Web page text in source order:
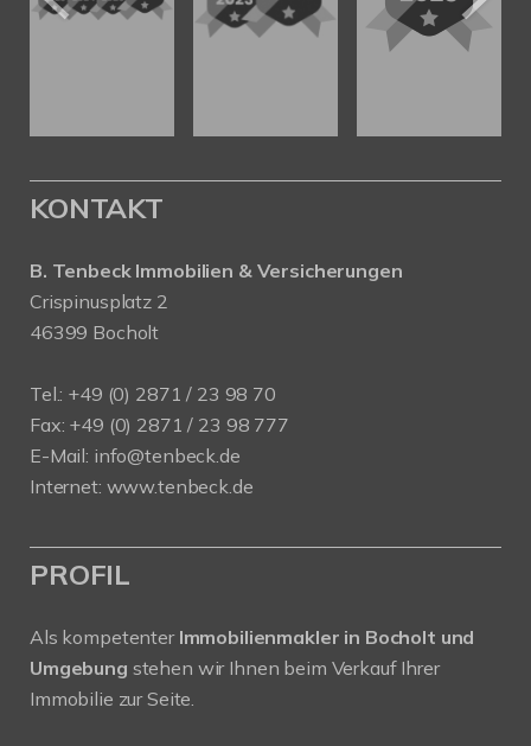
KONTAKT
B. Tenbeck Immobilien & Versicherungen
Crispinusplatz 2
46399 Bocholt
Tel.: +49 (0) 2871 / 23 98 70
Fax: +49 (0) 2871 / 23 98 777
E-Mail: info@tenbeck.de
Internet: www.tenbeck.de
PROFIL
Als kompetenter Immobilienmakler in Bocholt und
Umgebung stehen wir Ihnen beim Verkauf Ihrer
Immobilie zur Seite.